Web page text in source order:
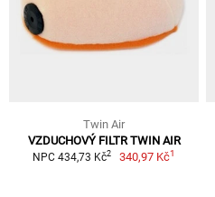
Twin Air
VZDUCHOVÝ FILTR TWIN AIR
NPC 434,73 Kč2 340,97 Kč1